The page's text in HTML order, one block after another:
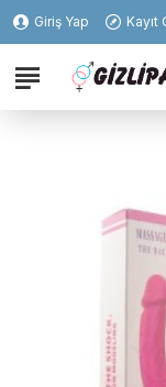
Giriş Yap Kayıt